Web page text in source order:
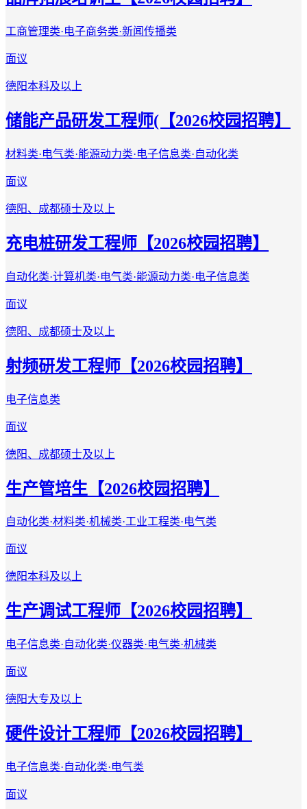
工商管理类·电子商务类·新闻传播类
面议
德阳本科及以上
储能产品研发工程师(【2026校园招聘】
材料类·电气类·能源动力类·电子信息类·自动化类
面议
德阳、成都硕士及以上
充电桩研发工程师【2026校园招聘】
自动化类·计算机类·电气类·能源动力类·电子信息类
面议
德阳、成都硕士及以上
射频研发工程师【2026校园招聘】
电子信息类
面议
德阳、成都硕士及以上
生产管培生【2026校园招聘】
自动化类·材料类·机械类·工业工程类·电气类
面议
德阳本科及以上
生产调试工程师【2026校园招聘】
电子信息类·自动化类·仪器类·电气类·机械类
面议
德阳大专及以上
硬件设计工程师【2026校园招聘】
电子信息类·自动化类·电气类
面议